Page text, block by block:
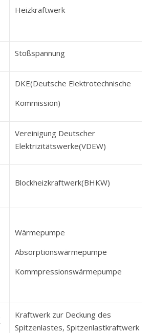
Heizkraftwerk
Stoßspannung
DKE(Deutsche Elektrotechnische
Kommission)
Vereinigung Deutscher
Elektrizitätswerke(VDEW)
Blockheizkraftwerk(BHKW)
Wärmepumpe
Absorptionswärmepumpe
Kommpressionswärmepumpe
Kraftwerk zur Deckung des
Spitzenlastes, Spitzenlastkraftwerk